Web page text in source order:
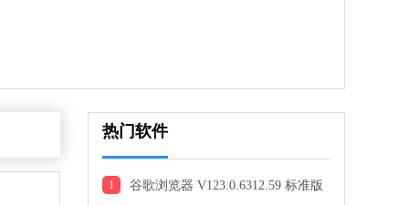
热门软件
1 谷歌浏览器 V123.0.6312.59 标准版